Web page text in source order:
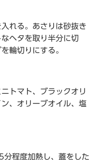
れる。あさりは砂抜き
ヘタを取り半分に切
輪切りにする。
トマト、ブラックオリ
、オリーブオイル、塩
程度加熱し、蓋をした